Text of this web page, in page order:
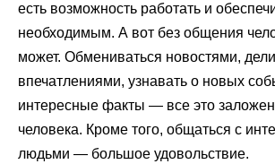
есть возможность работать и
необходимым. А вот без общения
может. Обмениваться новостями,
впечатлениями, узнавать о новых
интересные факты — все это
человека. Кроме того, общаться с
людьми — большое удовольствие.